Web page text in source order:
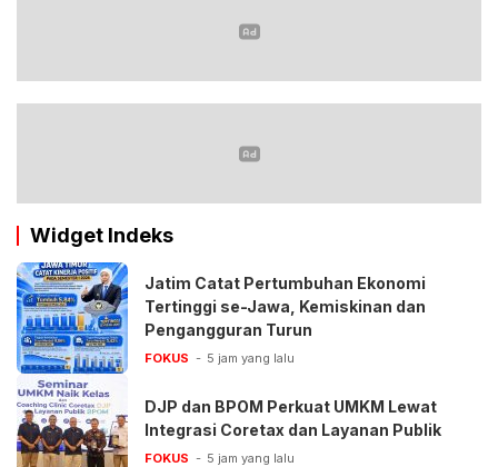
Widget Indeks
Jatim Catat Pertumbuhan Ekonomi
Tertinggi se-Jawa, Kemiskinan dan
Pengangguran Turun
FOKUS 5 jam yang lalu
DJP dan BPOM Perkuat UMKM Lewat
Integrasi Coretax dan Layanan Publik
FOKUS 5 jam yang lalu